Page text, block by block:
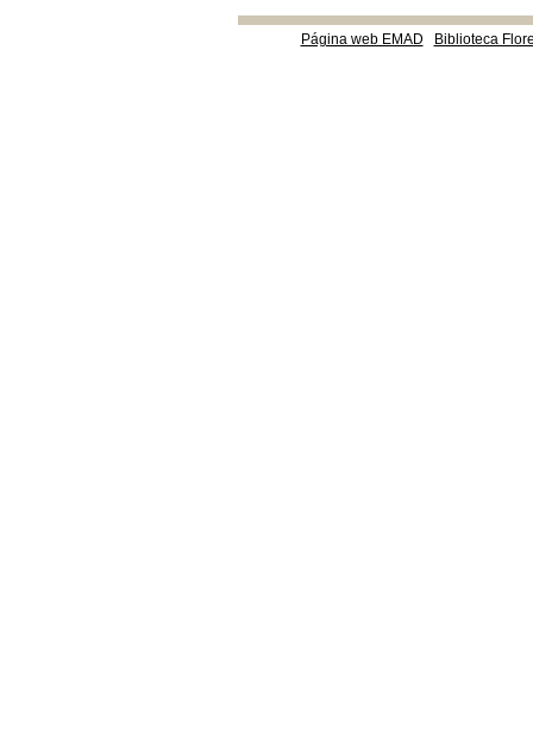
Página web EMAD Biblioteca